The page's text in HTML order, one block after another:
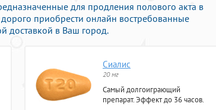
для продления полового акта в
приобрести онлайн востребованные
доставкой в Ваш город.
Сиалис
20 мг
Самый долгоиграющий
препарат. Эффект до 36 часов.